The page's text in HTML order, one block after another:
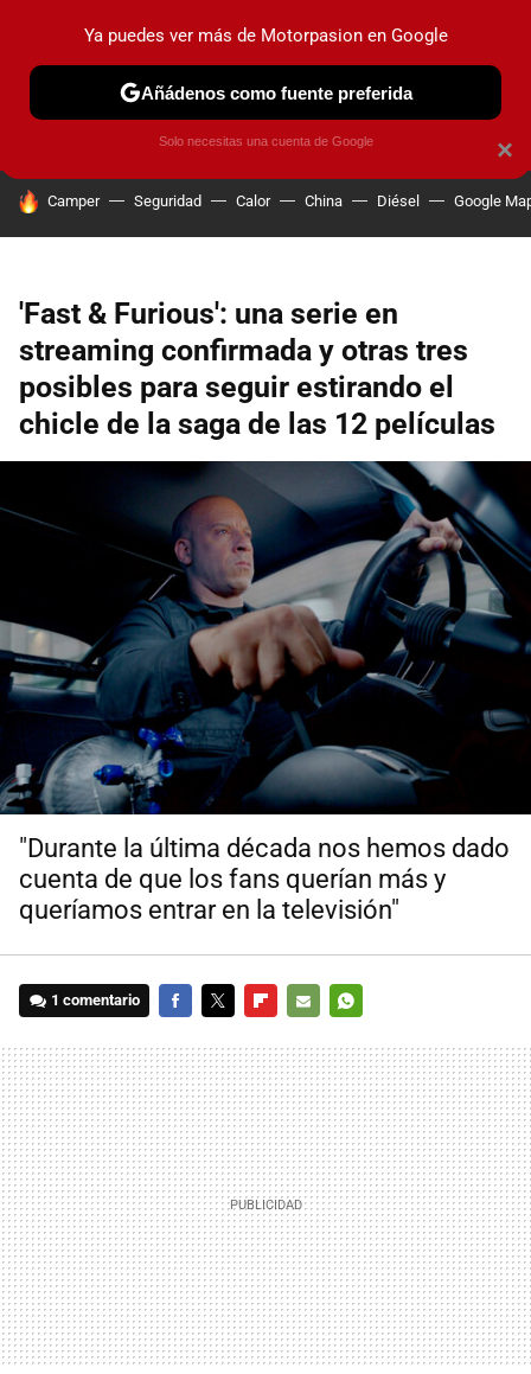
PRUEBAS COCHES ELÉCTRICOS OBSERVATORIO
HOY SE HABLA DE
Camper Seguridad Calor China Diésel Google
'Fast & Furious': una serie en
streaming confirmada y otras tres
posibles para seguir estirando el
chicle de la saga de las 12 películas
"Durante la última década nos hemos dado
cuenta de que los fans querían más y
queríamos entrar en la televisión"
1 comentario
MAIL
×
Ya puedes ver más de Motorpasion en Google
Añádenos como fuente preferida
Solo necesitas una cuenta de Google